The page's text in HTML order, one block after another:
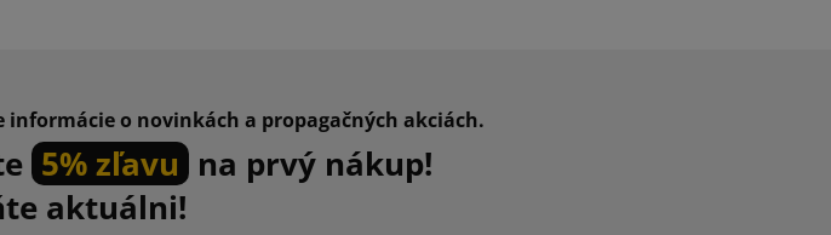
informácie o novinkách a propagačných akciách.
5% zľavu na prvý nákup!
aktuálni!